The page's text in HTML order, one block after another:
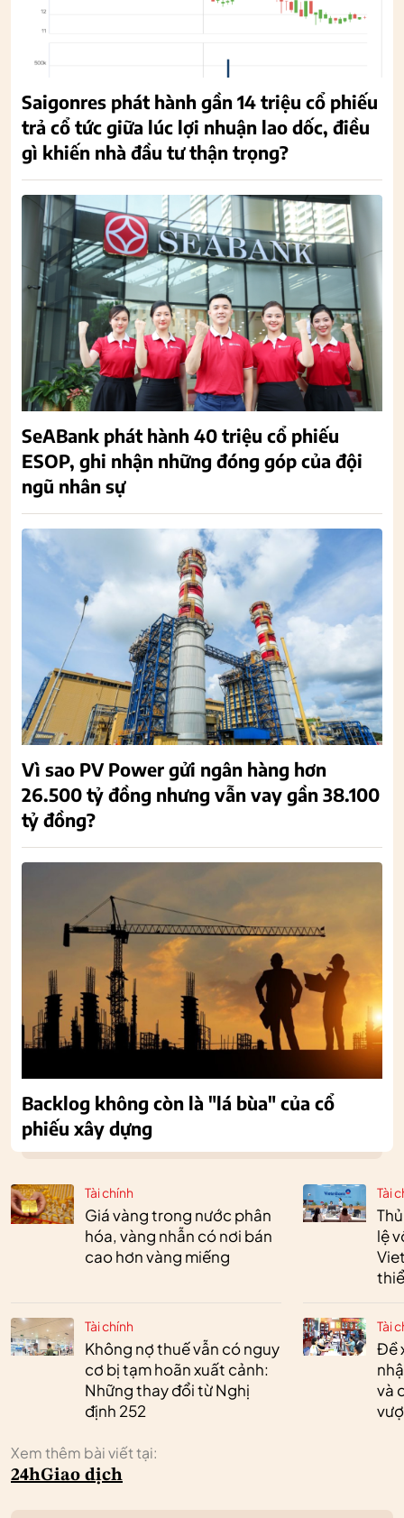
Tài chính
Giá vàng trong nước phân
hóa, vàng nhẫn có nơi bán
cao hơn vàng miếng
Tài chính
Không nợ thuế vẫn có nguy
cơ bị tạm hoãn xuất cảnh:
Những thay đổi từ Nghị
định 252
Tài
lệ
Tài
Đề
và
Xem thêm bài viết tại:
24hGiao dịch
Saigonres phát hành gần 14 triệu cổ phiếu
trả cổ tức giữa lúc lợi nhuận lao dốc, điều
gì khiến nhà đầu tư thận trọng?
SeABank phát hành 40 triệu cổ phiếu
ESOP, ghi nhận những đóng góp của đội
ngũ nhân sự
Vì sao PV Power gửi ngân hàng hơn
26.500 tỷ đồng nhưng vẫn vay gần 38.100
tỷ đồng?
Backlog không còn là "lá bùa" của cổ
phiếu xây dựng